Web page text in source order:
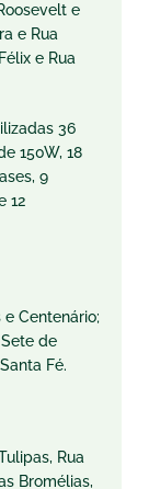
e
e Rua
e Rua
36
150W, 18
9
12
e Centenário;
de
Fé.
Rua
Bromélias,